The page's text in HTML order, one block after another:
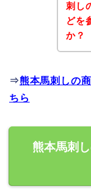
刺し
どを
か？
⇒熊本馬刺しの
ちら
熊本馬刺